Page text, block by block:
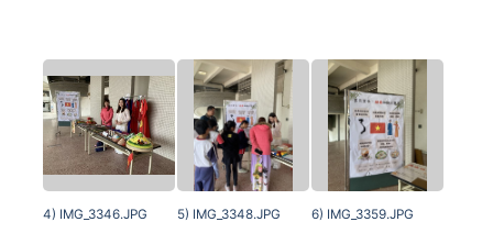
4) IMG_3346.JPG 5) IMG_3348.JPG 6) IMG_3359.JPG